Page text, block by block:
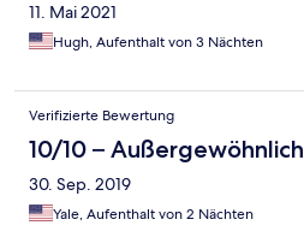
11. Mai 2021
Hugh, Aufenthalt von 3 Nächten
Verifizierte Bewertung
10/10 – Außergewöhnlich
30. Sep. 2019
Yale, Aufenthalt von 2 Nächten